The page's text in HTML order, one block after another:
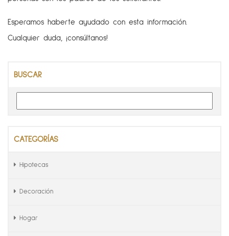
Esperamos haberte ayudado con esta información.
Cualquier duda, ¡consúltanos!
BUSCAR
CATEGORÍAS
Hipotecas
Decoración
Hogar